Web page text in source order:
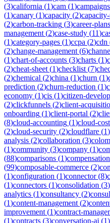
(3)california (1)cam (1)campaigns
(1)canary (1)capacity (2)
(2)carbon-tracking (3)career-plans
management (2)case-study (11)
(1)category-pages (1)ccpa (2)cdn
(2)change-management (6)
(1)chart-of-accounts (3)charts (1)
(2)cheat-sheet (1)checklist (7)
(2)chemical (2)china (1)churn (1)
prediction (2)churn-reduction (1)
economy (1)cis (1)citizen-
(2)clickfunnels (2)client-
onboarding (1)client-portal (2)
(8)cloud-accounting (1)cloud-cost
(2)cloud-security (2)cloudflare (1)
analysis (2)collaboration (3)
(1)community (3)company (1)
(88)comparisons (1)compensation
(99)composable-commerce (2)
(1)configuration (1)connector(8)
(1)connectors (1)consolidation (3)
analytics (1)consultancy (2)
(1)content-management (2)
improvement (1)contract-
(1)contracts (3)conversation-ai (1)